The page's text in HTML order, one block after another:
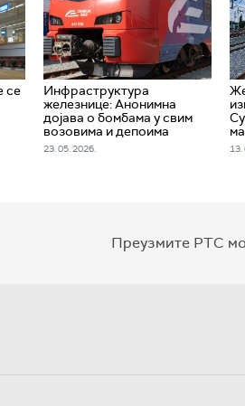
се
Инфраструктура
железнице: Анонимна
дојава о бомбама у свим
возовима и депоима
23. 05. 2026. 13.
Преузмите РТС